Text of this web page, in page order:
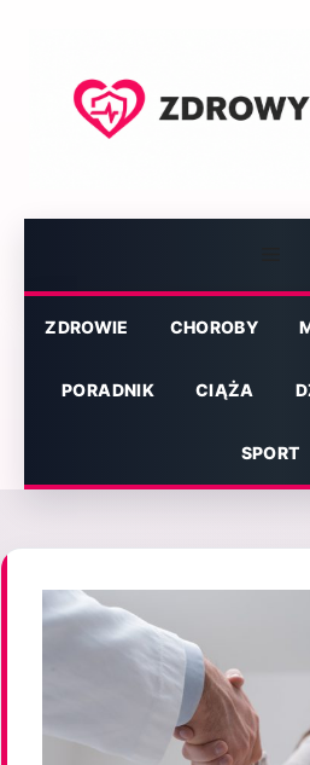
ZDROWIE CHOROBY
PORADNIK CIĄŻA
SPORT